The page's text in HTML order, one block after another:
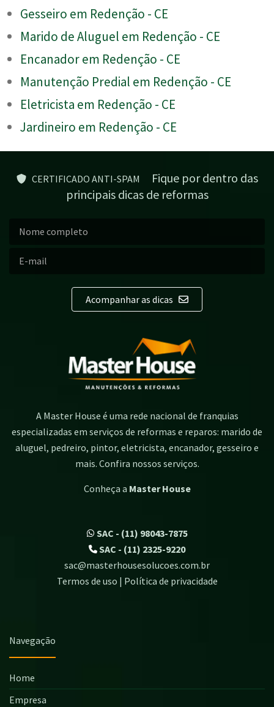
Gesseiro em Redenção - CE
Marido de Aluguel em Redenção - CE
Encanador em Redenção - CE
Manutenção Predial em Redenção - CE
Eletricista em Redenção - CE
Jardineiro em Redenção - CE
CERTIFICADO ANTI-SPAM
Fique por dentro das
principais dicas de reformas
Acompanhar as dicas
A Master House é uma rede nacional de franquias
especializadas em serviços de reformas e reparos: marido de
aluguel, pedreiro, pintor, eletricista, encanador, gesseiro e
mais. Confira nossos serviços.
Conheça a Master House
SAC - (11) 98043-7875
SAC - (11) 2325-9220
sac@masterhousesolucoes.com.br
Termos de uso | Política de privacidade
Navegação
Home
Empresa